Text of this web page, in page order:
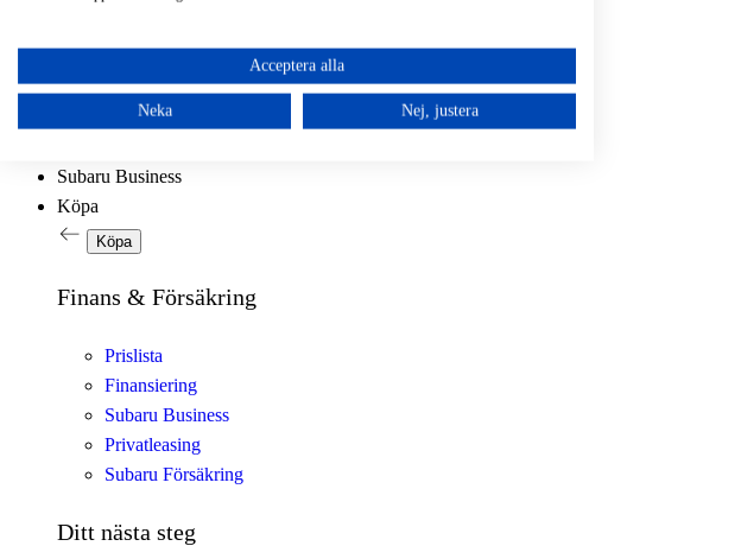
Crosstrek
Subaru Business
Köpa
Köpa
Finans & Försäkring
Prislista
Finansiering
Subaru Business
Privatleasing
Subaru Försäkring
Ditt nästa steg
Acceptera alla
Neka Nej, justera